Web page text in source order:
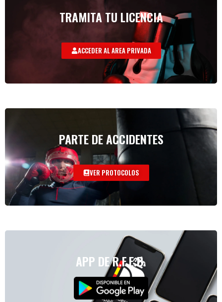
TRAMITA TU LICENCIA
ACCEDER AL AREA PRIVADA
PARTE DE ACCIDENTES
VER PROTOCOLOS
APP DE R.F.E.B.